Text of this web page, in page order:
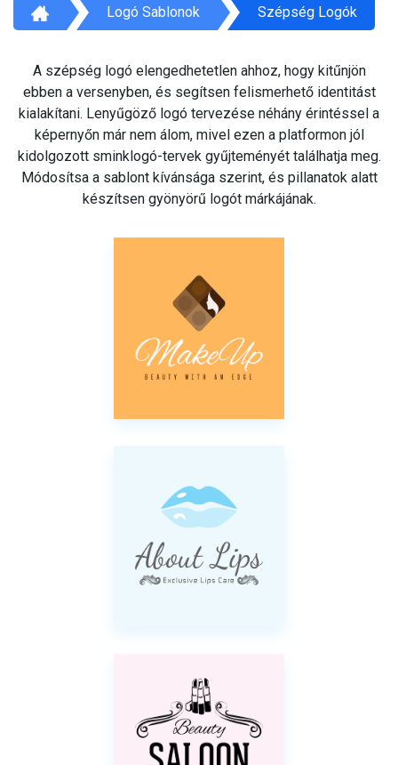
Logó Sablonok Szépség Logók
A szépség logó elengedhetetlen ahhoz, hogy kitűnjön
ebben a versenyben, és segítsen felismerhető identitást
kialakítani. Lenyűgöző logó tervezése néhány érintéssel a
képernyőn már nem álom, mivel ezen a platformon jól
kidolgozott sminklogó-tervek gyűjteményét találhatja meg.
Módosítsa a sablont kívánsága szerint, és pillanatok alatt
készítsen gyönyörű logót márkájának.